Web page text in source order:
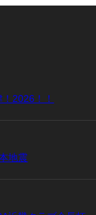
2026！！
地震